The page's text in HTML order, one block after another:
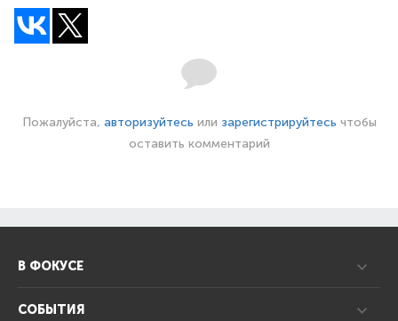
Пожалуйста, авторизуйтесь или зарегистрируйтесь чтобы
оставить комментарий
В ФОКУСЕ
СОБЫТИЯ